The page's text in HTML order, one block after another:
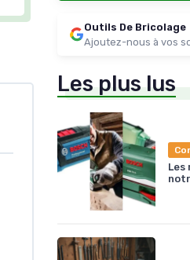
Outils De Bricolage
Ajoutez-nous à vos
Les plus lus
Les